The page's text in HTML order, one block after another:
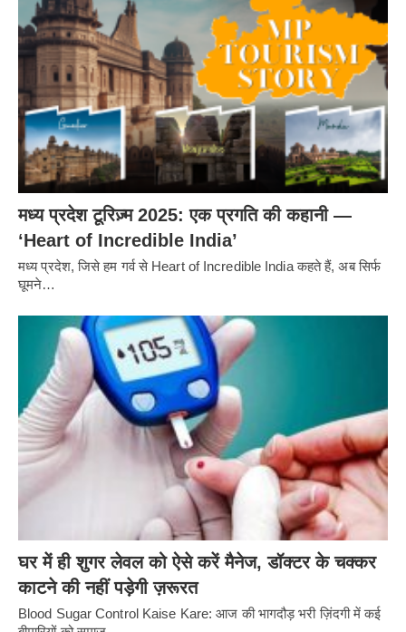
मध्य प्रदेश टूरिज़्म 2025: एक प्रगति की कहानी —
‘Heart of Incredible India’
मध्य प्रदेश, जिसे हम गर्व से Heart of Incredible India कहते हैं, अब सिर्फ
घूमने…
घर में ही शुगर लेवल को ऐसे करें मैनेज, डॉक्टर के चक्कर
काटने की नहीं पड़ेगी ज़रूरत
Blood Sugar Control Kaise Kare: आज की भागदौड़ भरी ज़िंदगी में कई